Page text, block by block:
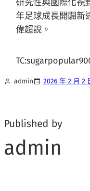
研究性與國際化視
年足球成長開闢新
偉超說。
admin 2026 年 2 月 2
Published by
admin